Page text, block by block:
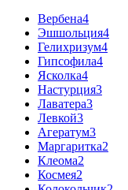
Вербена4
Эшшольция4
Гелихризум4
Гипсофила4
Ясколка4
Настурция3
Лаватера3
Левкой3
Агератум3
Маргаритка2
Клеома2
Космея2